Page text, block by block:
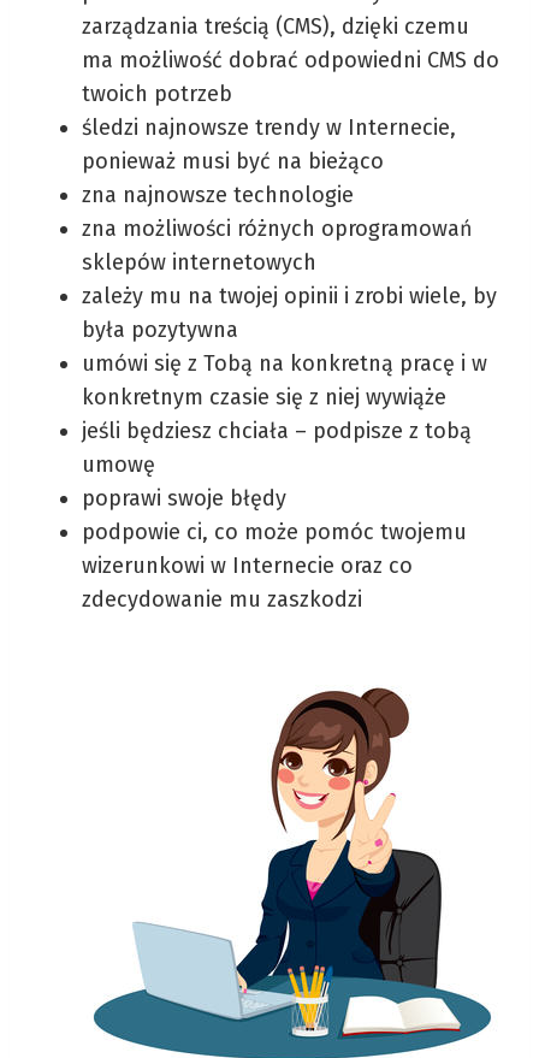
zarządzania treścią (CMS), dzięki czemu
ma możliwość dobrać odpowiedni CMS do
twoich potrzeb
śledzi najnowsze trendy w Internecie,
ponieważ musi być na bieżąco
zna najnowsze technologie
zna możliwości różnych oprogramowań
sklepów internetowych
zależy mu na twojej opinii i zrobi wiele, by
była pozytywna
umówi się z Tobą na konkretną pracę i w
konkretnym czasie się z niej wywiąże
jeśli będziesz chciała – podpisze z tobą
umowę
poprawi swoje błędy
podpowie ci, co może pomóc twojemu
wizerunkowi w Internecie oraz co
zdecydowanie mu zaszkodzi